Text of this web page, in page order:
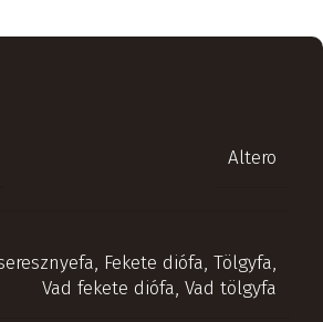
Altero
, Fekete diófa, Tölgyfa,
Vad fekete diófa, Vad tölgyfa